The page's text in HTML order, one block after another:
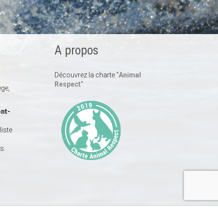
A propos
Découvrez la charte "Animal
Respect"